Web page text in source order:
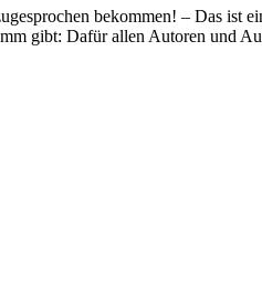
bekommen! – Das
gibt: Dafür allen Autoren und